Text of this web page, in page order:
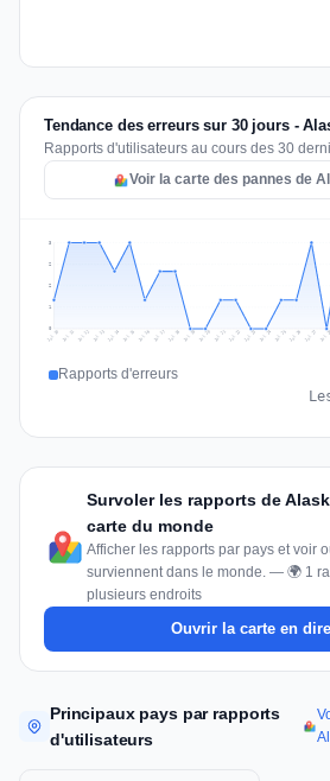
Tendance des erreurs sur 30 jours -
Rapports d'utilisateurs au cours des 30
Voir la carte des pannes de
1
2
2
3
Jul 10 Jul 11 Jul 12 Jul 13 Jul 14 Jul 15 Jul 16 Jul 17 Jul 18 Jul 19 Jul 20 Jul 21 Jul 22 Jul 23 Jul 24 Jul 25 Jul 26 Jul 27 Jul 28
Rapports d'erreurs
Survoler les rapports de
carte du monde
Afficher les rapports par pays et voir
surviennent dans le monde. — 🌍 1
plusieurs endroits
Ouvrir la carte en
Principaux pays par rapports
d'utilisateurs